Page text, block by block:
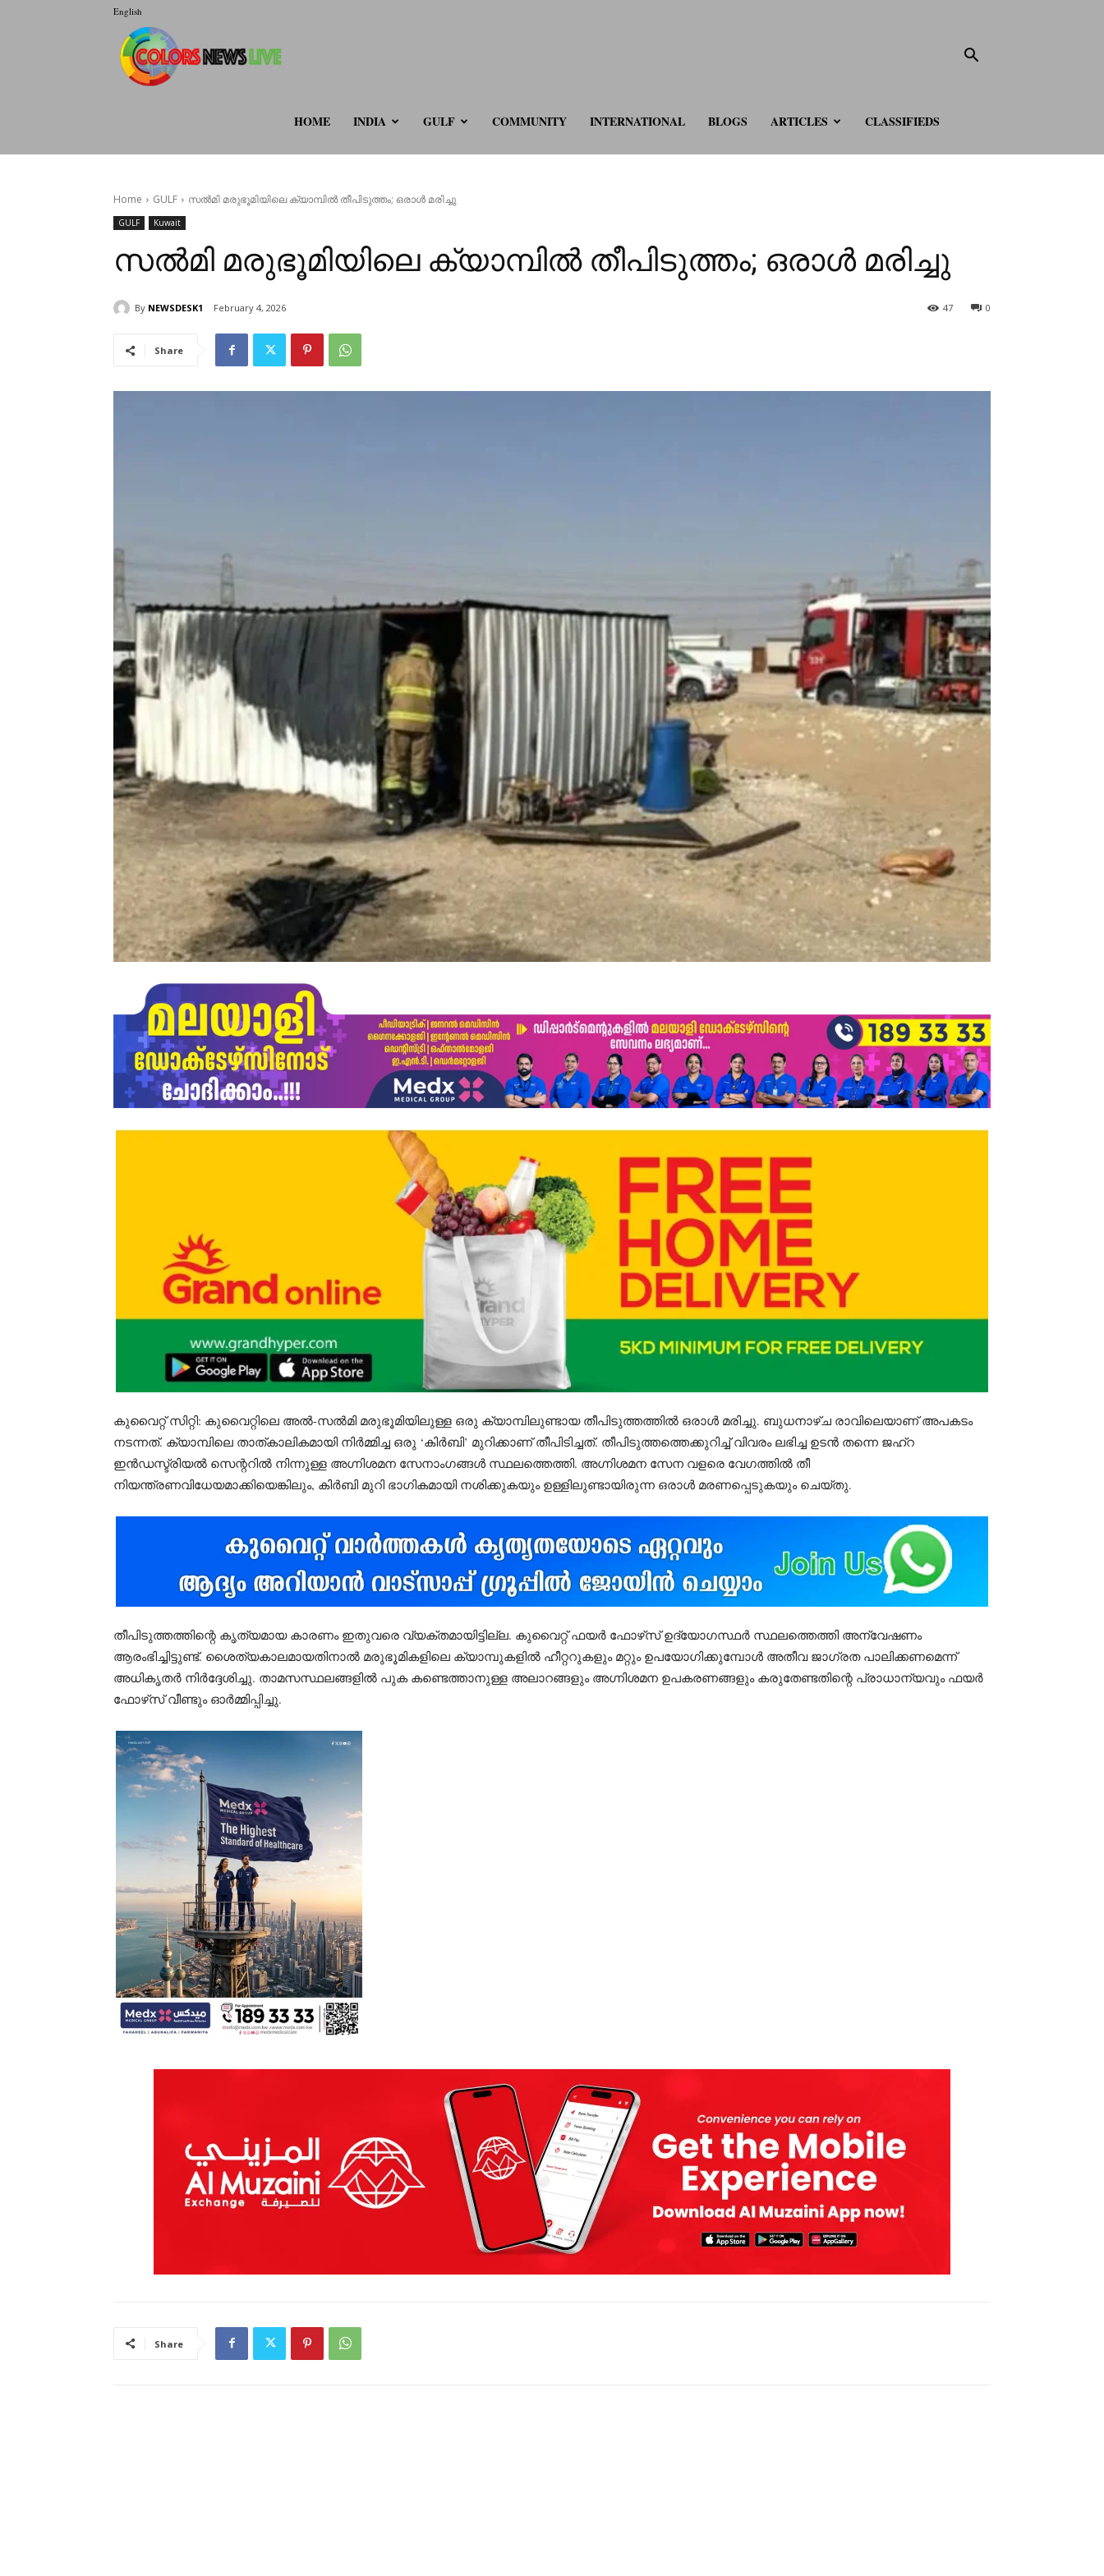
English
HOME INDIA GULF COMMUNITY INTERNATIONAL BLOGS ARTICLES CLASSIFIEDS
Home GULF സൽമി മരുഭൂമിയിലെ ക്യാമ്പിൽ തീപിടുത്തം; ഒരാൾ മരിച്ചു
GULF Kuwait
സൽമി മരുഭൂമിയിലെ ക്യാമ്പിൽ തീപിടുത്തം; ഒരാൾ മരിച്ചു
By NEWSDESK1 February 4, 2026 0
47
Share
കുവൈറ്റ് സിറ്റി: കുവൈറ്റിലെ അൽ-സൽമി മരുഭൂമിയിലുള്ള ഒരു ക്യാമ്പിലുണ്ടായ തീപിടുത്തത്തിൽ ഒരാൾ മരിച്ചു. ബുധനാഴ്ച രാവിലെയാണ് അപകടം
നടന്നത്. ക്യാമ്പിലെ താത്കാലികമായി നിർമ്മിച്ച ഒരു ‘കിർബി’ മുറിക്കാണ് തീപിടിച്ചത്. തീപിടുത്തത്തെക്കുറിച്ച് വിവരം ലഭിച്ച ഉടൻ തന്നെ ജഹ്‌റ
ഇൻഡസ്ട്രിയൽ സെന്ററിൽ നിന്നുള്ള അഗ്നിശമന സേനാംഗങ്ങൾ സ്ഥലത്തെത്തി. അഗ്നിശമന സേന വളരെ വേഗത്തിൽ തീ
നിയന്ത്രണവിധേയമാക്കിയെങ്കിലും, കിർബി മുറി ഭാഗികമായി നശിക്കുകയും ഉള്ളിലുണ്ടായിരുന്ന ഒരാൾ മരണപ്പെടുകയും ചെയ്തു.
തീപിടുത്തത്തിന്റെ കൃത്യമായ കാരണം ഇതുവരെ വ്യക്തമായിട്ടില്ല. കുവൈറ്റ് ഫയർ ഫോഴ്‌സ് ഉദ്യോഗസ്ഥർ സ്ഥലത്തെത്തി അന്വേഷണം
ആരംഭിച്ചിട്ടുണ്ട്. ശൈത്യകാലമായതിനാൽ മരുഭൂമികളിലെ ക്യാമ്പുകളിൽ ഹീറ്ററുകളും മറ്റും ഉപയോഗിക്കുമ്പോൾ അതീവ ജാഗ്രത പാലിക്കണമെന്ന്
അധികൃതർ നിർദ്ദേശിച്ചു. താമസസ്ഥലങ്ങളിൽ പുക കണ്ടെത്താനുള്ള അലാറങ്ങളും അഗ്നിശമന ഉപകരണങ്ങളും കരുതേണ്ടതിന്റെ പ്രാധാന്യവും ഫയർ
ഫോഴ്‌സ് വീണ്ടും ഓർമ്മിപ്പിച്ചു.
Share